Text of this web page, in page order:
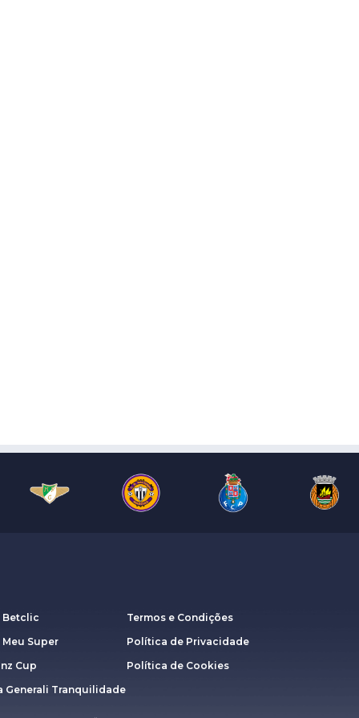
Betclic
Meu Super
Cup
Generali Tranquilidade
Termos e Condições
Política de Privacidade
Política de Cookies